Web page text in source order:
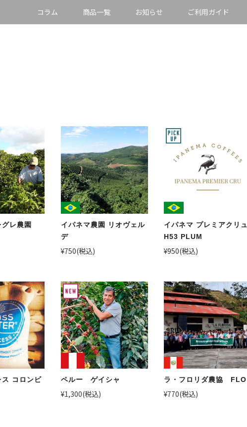
コラム 商品一覧 お知らせ ご利用ガイド
レ農園
イパネマ農園 リオヴェル
デ
¥750(税込)
イパネマ プレミアクリュ
H53 PLUM
¥950(税込)
ス コロンビ
ペルー ゲイシャ
¥1,300(税込)
ラ・フロリダ農協 FLO
¥770(税込)